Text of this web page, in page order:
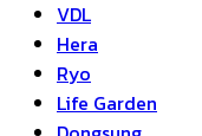
VDL
Hera
Ryo
Life Garden